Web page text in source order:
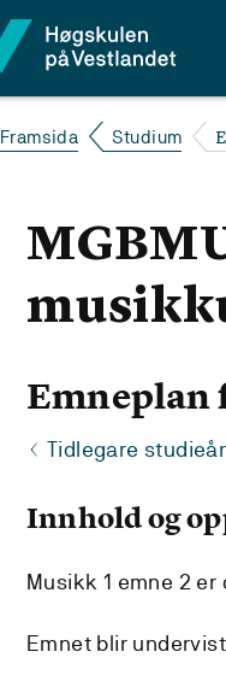
Framsida Studium
Emneplan
Tidlegare studieår
Innhold og
Musikk 1 emne 2 er
Emnet blir